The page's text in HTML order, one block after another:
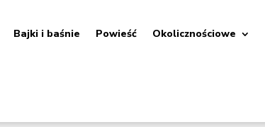
Bajki i baśnie Powieść Okolicznościowe